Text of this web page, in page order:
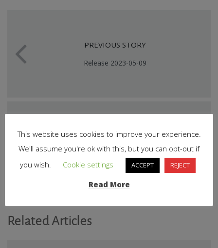
PREVIOUS STORY
Release 2023-05-09
NEXT STORY
Release 2023-06-13
Related Articles
This website uses cookies to improve your experience.
We'll assume you're ok with this, but you can opt-out if
you wish.
Cookie settings ACCEPT REJECT
Read More